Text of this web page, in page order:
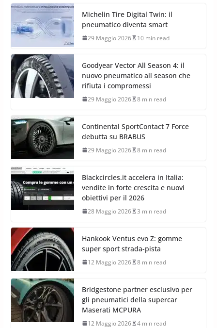
Michelin Tire Digital Twin: il
pneumatico diventa smart
29 Maggio 2026 10 min read
Goodyear Vector All Season 4: il
nuovo pneumatico all season che
rifiuta i compromessi
29 Maggio 2026 8 min read
Continental SportContact 7 Force
debutta su BRABUS
29 Maggio 2026 8 min read
Blackcircles.it accelera in Italia:
vendite in forte crescita e nuovi
obiettivi per il 2026
28 Maggio 2026 3 min read
Hankook Ventus evo Z: gomme
super sport strada-pista
12 Maggio 2026 8 min read
Bridgestone partner esclusivo per
gli pneumatici della supercar
Maserati MCPURA
12 Maggio 2026 4 min read